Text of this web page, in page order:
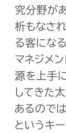
究分野が
析もなさ
る客にな
マネジメ
源を上手
してきた
あるのでは
というキ